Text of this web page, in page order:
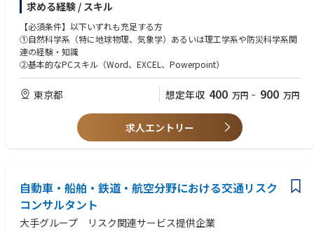
・事業所の火災・爆発および自然災害に関するアンダ―ライティングに
関するコンサルティング
・災害対応に関するコンサルティング 等
求める経験 / スキル
【必須条件】以下いずれも充足する方
①自然科学系（特に地球物理、気象学）あるいは理工学系や防災科学系関
連の経験・知識
②基本的なPCスキル（Word、EXCEL、Powerpoint）
東京都 想定年収 400 万円 ~ 900 万円
求人エントリー
自動車・船舶・鉄道・航空分野における交通リスク
コンサルタント
大手グループ リスク関連サービス提供企業